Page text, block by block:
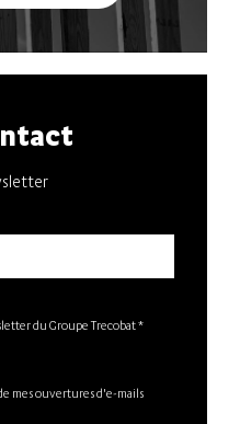
du Groupe Trecobat *
mes ouvertures d'e-mails